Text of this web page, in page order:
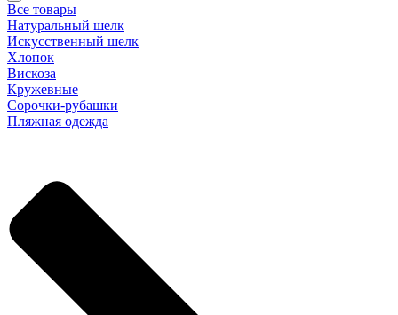
Все товары
Натуральный шелк
Искусственный шелк
Хлопок
Вискоза
Кружевные
Сорочки-рубашки
Пляжная одежда